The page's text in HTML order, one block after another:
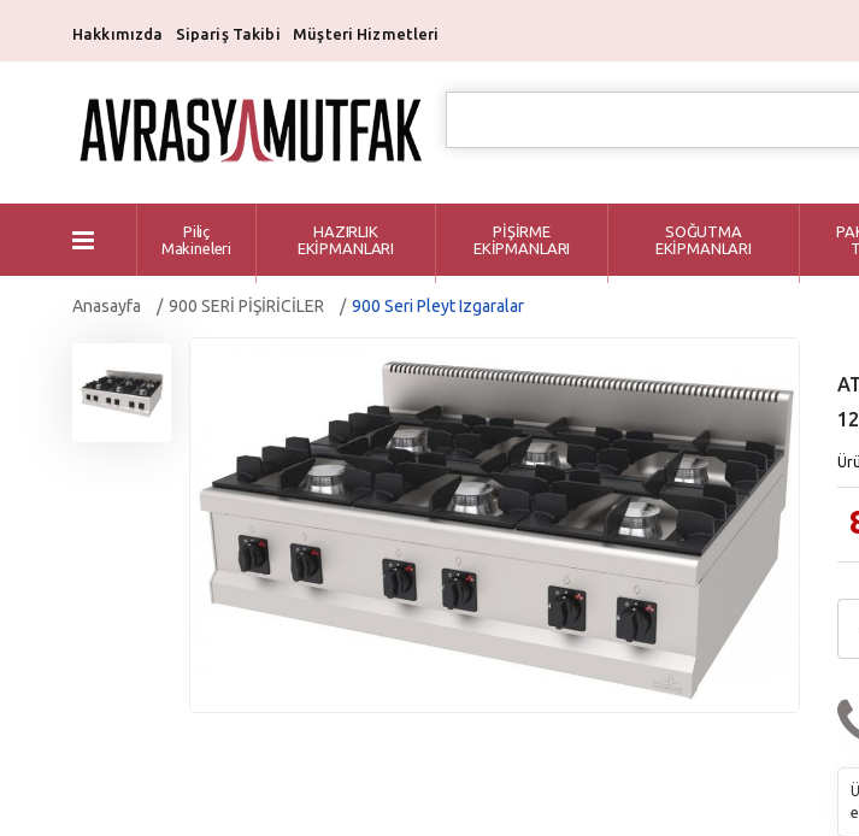
Hakkımızda Sipariş Takibi Müşteri Hizmetleri
Piliç
Makineleri
HAZIRLIK
EKİPMANLARI
PİŞİRME
EKİPMANLARI
SOĞUTMA
EKİPMANLARI
Anasayfa 900 SERİ PİŞİRİCİLER 900 Seri Pleyt Izgaralar